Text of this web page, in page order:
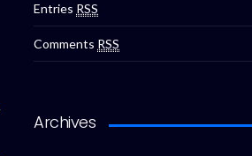
Entries RSS
Comments RSS
Archives